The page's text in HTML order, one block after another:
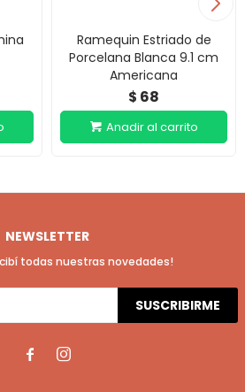
Ramequin Estriado de
Porcelana Blanca 9.1 cm
Americana
$ 68
NEWSLETTER
todas nuestras novedades!
SUSCRIBIRME
 